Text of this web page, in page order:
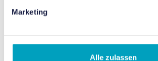
Marketing
Alle zulassen